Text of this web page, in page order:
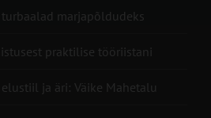
marjapõldudeks
praktilise tööriistani
ja äri: Väike Mahetalu